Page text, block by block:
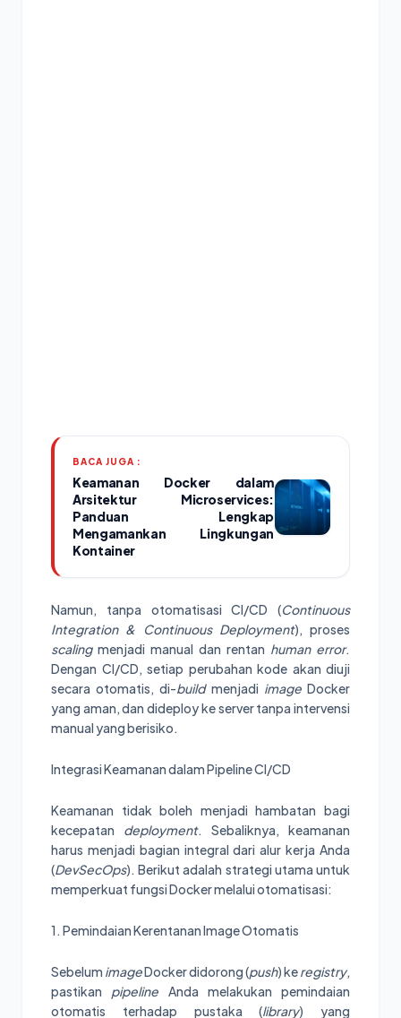
BACA JUGA :
Keamanan Docker dalam
Arsitektur Microservices:
Panduan Lengkap
Mengamankan Lingkungan
Kontainer
Namun, tanpa otomatisasi CI/CD (Continuous
Integration & Continuous Deployment), proses
scalingmenjadi manual dan rentan human error.
Dengan CI/CD, setiap perubahan kode akan diuji
secara otomatis, di-buildmenjadi imageDocker
yang aman, dan dideploy ke server tanpa intervensi
manual yang berisiko.
Integrasi Keamanan dalam Pipeline CI/CD
Keamanan tidak boleh menjadi hambatan bagi
kecepatan deployment. Sebaliknya, keamanan
harus menjadi bagian integral dari alur kerja Anda
(DevSecOps). Berikut adalah strategi utama untuk
memperkuat fungsi Docker melalui otomatisasi:
1. Pemindaian Kerentanan Image Otomatis
Sebelum imageDocker didorong (push) keregistry,
pastikan pipeline Anda melakukan pemindaian
otomatis terhadap pustaka (library) yang